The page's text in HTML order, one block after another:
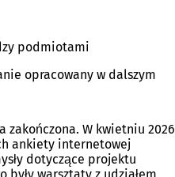
podmiotami
opracowany w dalszym
zakończona. W kwietniu 2026
ankiety internetowej
dotyczące projektu